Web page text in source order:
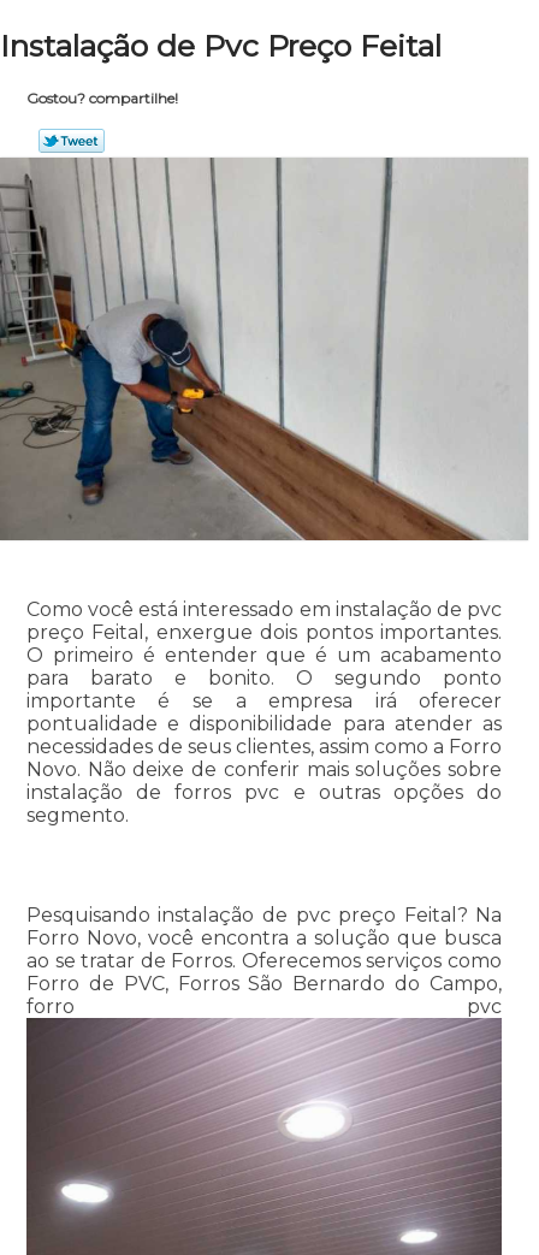
Instalação de Pvc Preço Feital
Gostou? compartilhe!
Como você está interessado em instalação de pvc
preço Feital, enxergue dois pontos importantes.
O primeiro é entender que é um acabamento
para barato e bonito. O segundo ponto
importante é se a empresa irá oferecer
pontualidade e disponibilidade para atender as
necessidades de seus clientes, assim como a Forro
Novo. Não deixe de conferir mais soluções sobre
instalação de forros pvc e outras opções do
segmento.
Pesquisando instalação de pvc preço Feital? Na
Forro Novo, você encontra a solução que busca
ao se tratar de Forros. Oferecemos serviços como
Forro de PVC, Forros São Bernardo do Campo,
forro pvc